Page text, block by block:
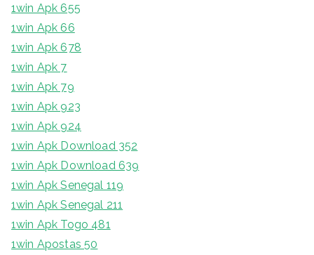
1win Apk 655
1win Apk 66
1win Apk 678
1win Apk 7
1win Apk 79
1win Apk 923
1win Apk 924
1win Apk Download 352
1win Apk Download 639
1win Apk Senegal 119
1win Apk Senegal 211
1win Apk Togo 481
1win Apostas 50